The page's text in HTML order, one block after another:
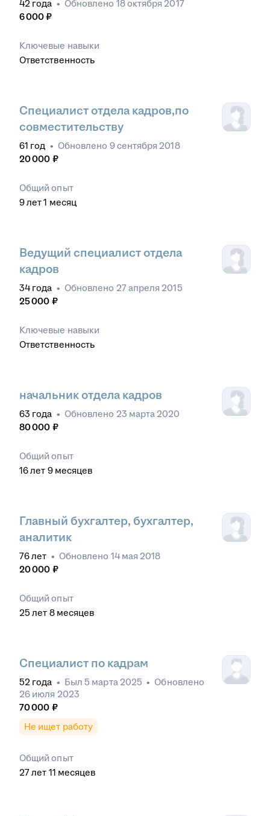
42 года • Обновлено 18 октября 2017
6 000 ₽
Ключевые навыки
Ответственность
Специалист отдела кадров,по
совместительству
61 год • Обновлено 9 сентября 2018
20 000 ₽
Общий опыт
9лет 1 месяц
Ведущий специалист отдела
кадров
34 года • Обновлено 27 апреля 2015
25 000 ₽
Ключевые навыки
Ответственность
начальник отдела кадров
63 года • Обновлено 23 марта 2020
80 000 ₽
Общий опыт
16лет 9 месяцев
Главный бухгалтер, бухгалтер,
аналитик
76лет • Обновлено 14 мая 2018
20 000 ₽
Общий опыт
25 лет 8 месяцев
Специалист по кадрам
52 года • Был 5 марта 2025 • Обновлено
26 июля 2023
70 000 ₽
Не ищет работу
Общий опыт
27лет 11 месяцев